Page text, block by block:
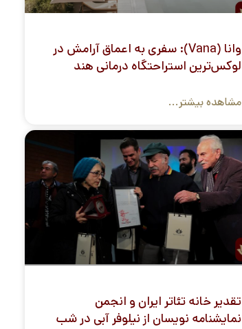
وانا (Vana): سفری به اعماق آرامش در
لوکس‌ترین استراحتگاه درمانی هند
مشاهده بیشتر...
تقدیر خانه تئاتر ایران و انجمن
نمایشنامه نویسان از نیلوفر آبی در شب